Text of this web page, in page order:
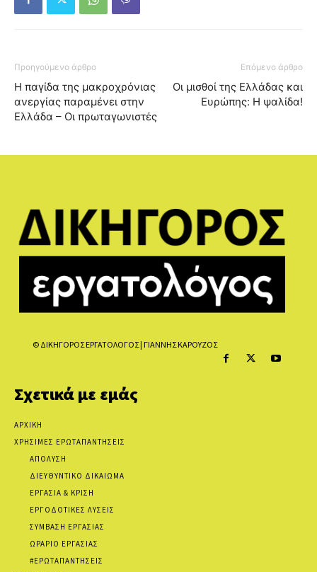
Προηγούμενο άρθρο
Η παγίδα της μακροχρόνιας
ανεργίας παραμένει στην
Ελλάδα – Οι πρωταγωνιστές
Επόμενο άρθρο
Οι μισθοί της Ελλάδας και
Ευρώπης: Η ψαλίδα!
© ΔΙΚΗΓΟΡΟΣ ΕΡΓΑΤΟΛΟΓΟΣ | ΓΙΑΝΝΗΣ ΚΑΡΟΥΖΟΣ
Σχετικά με εμάς
ΑΡΧΙΚΗ
ΧΡΗΣΙΜΕΣ ΕΡΩΤΑΠΑΝΤΗΣΕΙΣ
ΑΠΟΛΥΣΗ
ΔΙΕΥΘΥΝΤΙΚΟ ΔΙΚΑΙΩΜΑ
ΕΡΓΑΣΙΑ & ΚΡΙΣΗ
ΕΡΓΟΔΟΤΙΚΕΣ ΛΥΣΕΙΣ
ΣΥΜΒΑΣΗ ΕΡΓΑΣΙΑΣ
ΩΡΑΡΙΟ ΕΡΓΑΣΙΑΣ
#ΕΡΩΤΑΠΑΝΤΗΣΕΙΣ